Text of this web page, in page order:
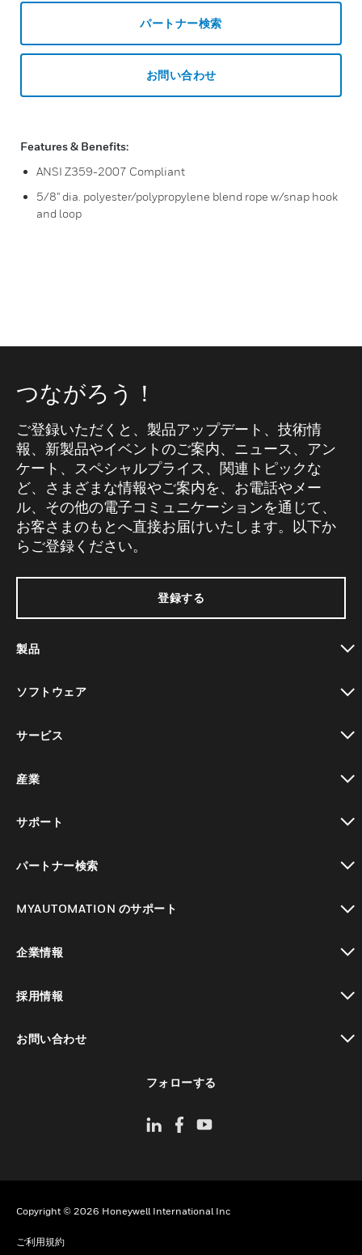
パートナー検索
お問い合わせ
Features & Benefits:
ANSI Z359-2007 Compliant
5/8'' dia. polyester/polypropylene blend rope w/snap hook
and loop
つながろう！
ご登録いただくと、製品アップデート、技術情
報、新製品やイベントのご案内、ニュース、アン
ケート、スペシャルプライス、関連トピックな
ど、さまざまな情報やご案内を、お電話やメー
ル、その他の電子コミュニケーションを通じて、
お客さまのもとへ直接お届けいたします。以下か
らご登録ください。
登録する
製品
ソフトウェア
サービス
産業
サポート
パートナー検索
MYAUTOMATION のサポート
企業情報
採用情報
お問い合わせ
フォローする
Copyright © 2026 Honeywell International Inc
ご利用規約